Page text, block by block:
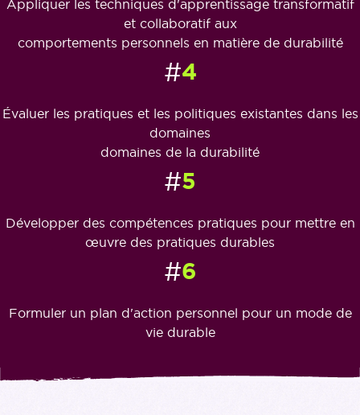
Appliquer les techniques d'apprentissage transformatif
et collaboratif aux
comportements personnels en matière de durabilité
#4
Évaluer les pratiques et les politiques existantes dans les
domaines
domaines de la durabilité
#5
Développer des compétences pratiques pour mettre en
œuvre des pratiques durables
#6
Formuler un plan d'action personnel pour un mode de
vie durable